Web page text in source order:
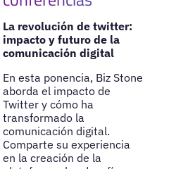
La revolución de twitter:
impacto y futuro de la
comunicación digital
En esta ponencia, Biz Stone
aborda el impacto de
Twitter y cómo ha
transformado la
comunicación digital.
Comparte su experiencia
en la creación de la